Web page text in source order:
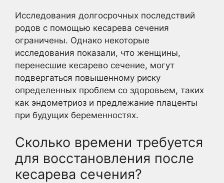
Исследования долгосрочных последствий
родов с помощью кесарева сечения
ограничены. Однако некоторые
исследования показали, что женщины,
перенесшие кесарево сечение, могут
подвергаться повышенному риску
определенных проблем со здоровьем, таких
как эндометриоз и предлежание плаценты
при будущих беременностях.
Сколько времени требуется
для восстановления после
кесарева сечения?